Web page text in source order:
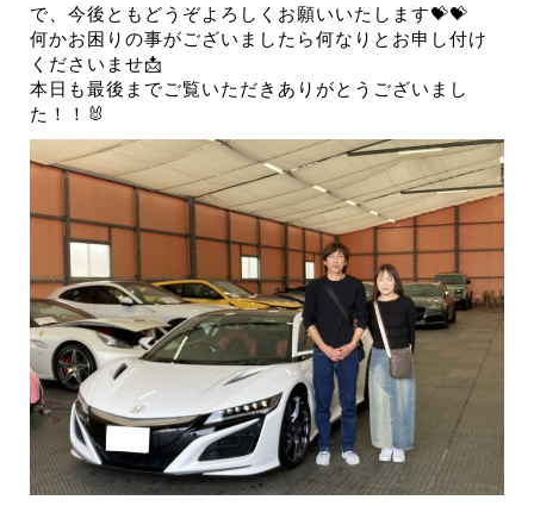
で、今後ともどうぞよろしくお願いいたします💝💝
何かお困りの事がございましたら何なりとお申し付け
くださいませ📩
本日も最後までご覧いただきありがとうございまし
た！！🐰